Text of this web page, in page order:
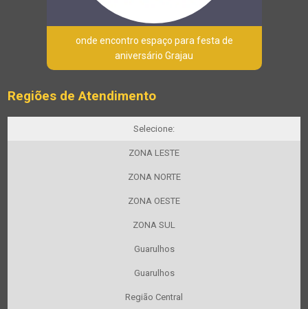
onde encontro espaço para festa de
aniversário Grajau
Regiões de Atendimento
Selecione:
ZONA LESTE
ZONA NORTE
ZONA OESTE
ZONA SUL
Guarulhos
Guarulhos
Região Central